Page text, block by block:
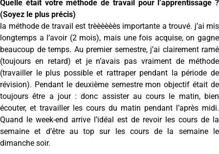
Quelle était votre méthode de travail pour l’apprentissage ?
(Soyez le plus précis)
la méthode de travail est trèèèèèès importante a trouvé. j’ai mis
longtemps a l’avoir (2 mois), mais une fois acquise, on gagne
beaucoup de temps. Au premier semestre, j’ai clairement ramé
(toujours en retard) et je n’avais pas vraiment de méthode
(travailler le plus possible et rattraper pendant la période de
révision). Pendant le deuxième semestre mon objectif était de
toujours être a jour : donc assister au cours le matin, bien
écouter, et travailler les cours du matin pendant l’après midi.
Quand le week-end arrive l’idéal est de revoir les cours de la
semaine et d’être au top sur les cours de la semaine le
dimanche soir.